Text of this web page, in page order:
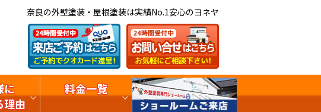
奈良の外壁塗装・屋根塗装は実績No.1安心のヨネヤ
に
理由
料金一覧